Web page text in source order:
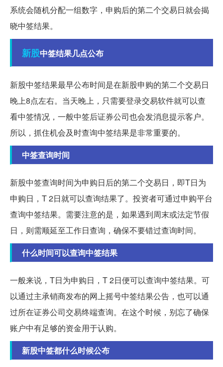
系统会随机分配一组数字，申购后的第二个交易日就会揭
晓中签结果。
新股中签结果几点公布
新股中签结果最早公布时间是在新股申购的第二个交易日
晚上8点左右。当天晚上，只需要登录交易软件就可以查
看中签情况，一般中签后证券公司也会发消息提示客户。
所以，抓住机会及时查询中签结果是非常重要的。
中签查询时间
新股中签查询时间为申购日后的第二个交易日，即T日为
申购日，T 2日就可以查询结果了。投资者可通过申购平台
查询中签结果。需要注意的是，如果遇到周末或法定节假
日，则需顺延至工作日查询，确保不要错过查询时间。
什么时间可以查询中签结果
一般来说，T日为申购日，T 2日便可以查询中签结果。可
以通过主承销商发布的网上摇号中签结果公告，也可以通
过所在证券公司交易终端查询。在这个时候，别忘了确保
账户中有足够的资金用于认购。
新股中签都什么时候公布